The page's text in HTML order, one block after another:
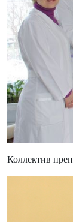
Коллектив